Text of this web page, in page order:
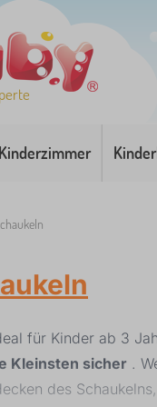
Kinderzimmer
für Kinder ab 3
Kleinsten sicher .
des